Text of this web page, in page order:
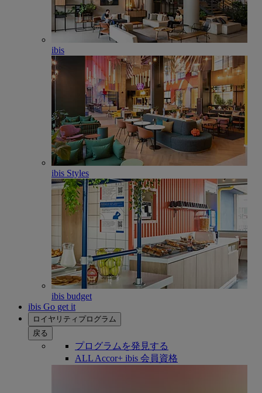
ibis
ibis Styles
ibis budget
ibis Go get it
ロイヤリティプログラム
戻る
プログラムを発見する
ALL Accor+ ibis 会員資格